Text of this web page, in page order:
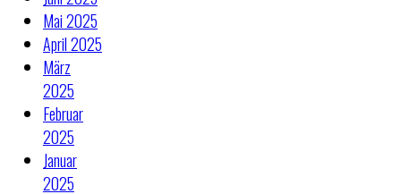
Mai 2025
April 2025
März
2025
Februar
2025
Januar
2025